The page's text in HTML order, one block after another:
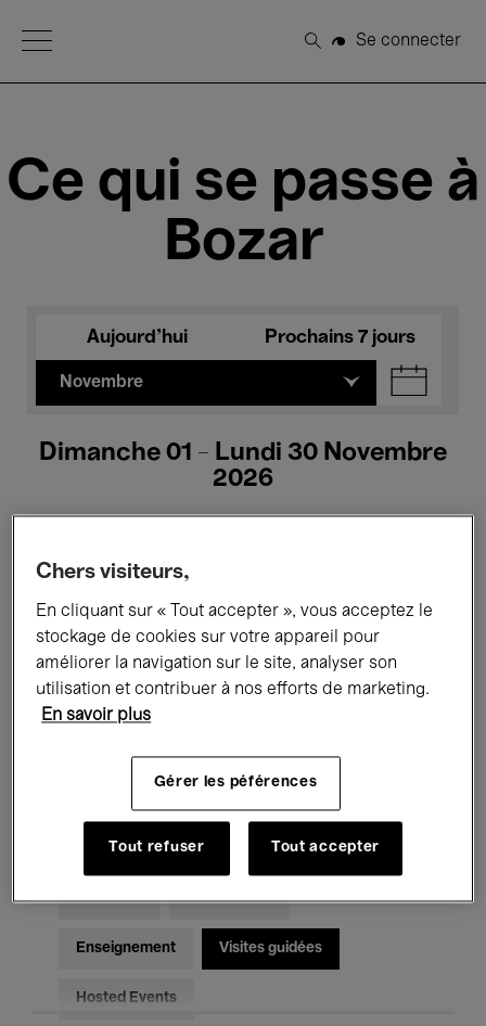
Open Menu
Rechercher
Se connecter
Ce qui se passe à
Bozar
Aujourd'hui Prochains 7 jours
Novembre
Dimanche 01 - Lundi 30 Novembre
2026
Tous les événements Concerts
Expositions Films Performances
Rencontres & Débats
Musique classique Global Music
Musique électronique
Pour tous Kids’ Palace
Enseignement Visites guidées
Hosted Events
Chers visiteurs,
En cliquant sur « Tout accepter », vous acceptez le
stockage de cookies sur votre appareil pour
améliorer la navigation sur le site, analyser son
utilisation et contribuer à nos efforts de marketing.
En savoir plus
Gérer les péférences
Tout refuser Tout accepter